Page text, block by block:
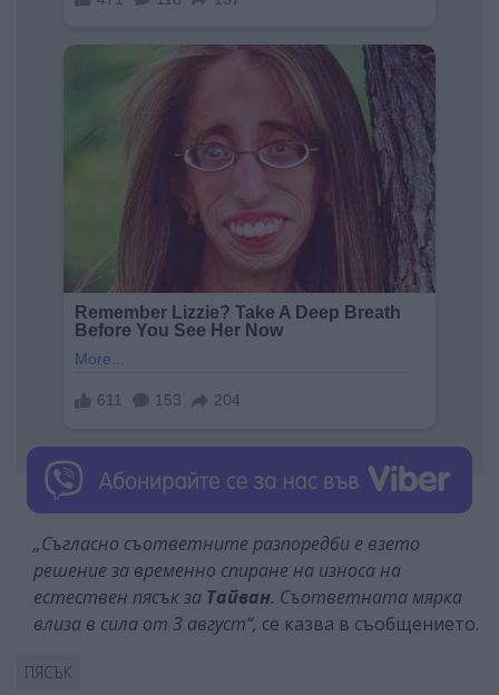
„Съгласно съответните разпоредби е взето
решение за временно спиране на износа на
естествен пясък за Тайван. Съответната мярка
влиза в сила от 3 август“, се казва в съобщението.
ПЯСЪК